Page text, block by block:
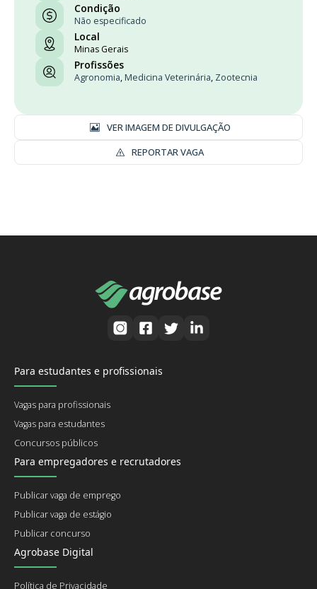
Condição
Não especificado
Local
Minas Gerais
Profissões
Agronomia, Medicina Veterinária, Zootecnia
VER IMAGEM DE DIVULGAÇÃO
REPORTAR VAGA
Para estudantes e profissionais
Vagas para profissionais
Vagas para estudantes
Concursos públicos
Para empregadores e recrutadores
Publicar vaga de emprego
Publicar vaga de estágio
Publicar concurso
Agrobase Digital
Política de Privacidade